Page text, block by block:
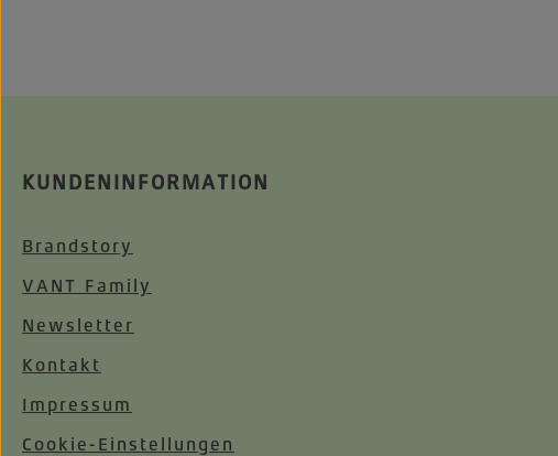
KUNDENINFORMATION
Brandstory
VANT Family
Newsletter
Kontakt
Impressum
Cookie-Einstellungen